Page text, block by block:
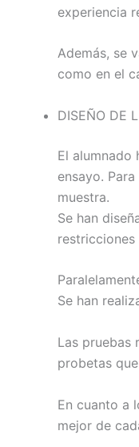
experiencia
Además, se
como en el
DISEÑO DE
El alumnado
ensayo.
muestra.
Se han
Se han
Las pruebas
probetas
En cuanto a
mejor de